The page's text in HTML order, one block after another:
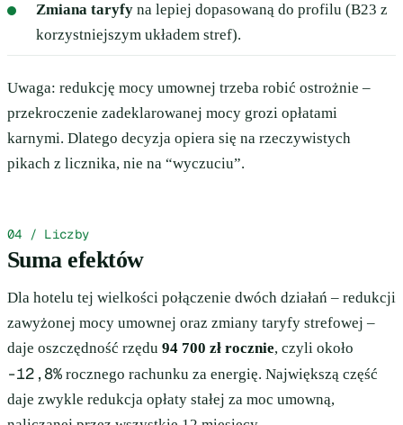
Zmiana taryfy na lepiej dopasowaną do profilu (B23 z
korzystniejszym układem stref).
Uwaga: redukcję mocy umownej trzeba robić ostrożnie –
przekroczenie zadeklarowanej mocy grozi opłatami
karnymi. Dlatego decyzja opiera się na rzeczywistych
pikach z licznika, nie na “wyczuciu”.
04 / Liczby
Suma efektów
Dla hotelu tej wielkości połączenie dwóch działań – redukcji
zawyżonej mocy umownej oraz zmiany taryfy strefowej –
daje oszczędność rzędu 94 700 zł rocznie, czyli około
-12,8% rocznego rachunku za energię. Największą część
daje zwykle redukcja opłaty stałej za moc umowną,